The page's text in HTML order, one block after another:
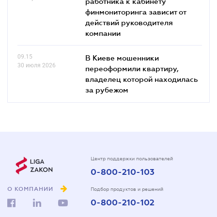
финмониторинга зависит от
действий руководителя
компании
09.15
30 июля 2026
В Киеве мошенники
переоформили квартиру,
владелец которой находилась
за рубежом
О КОМПАНИИ
Центр поддержки пользователей
0-800-210-103
Подбор продуктов и решений
0-800-210-102